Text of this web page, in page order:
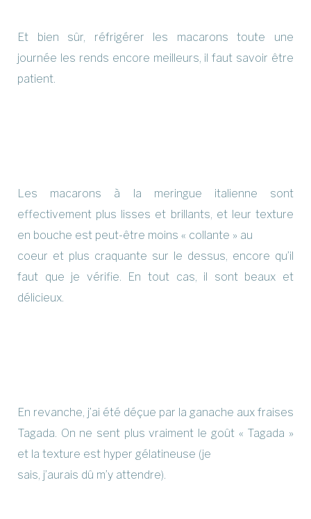
Et bien sûr, réfrigérer les macarons toute une
journée les rends encore meilleurs, il faut savoir être
patient.
Les macarons à la meringue italienne sont
effectivement plus lisses et brillants, et leur texture
en bouche est peut-être moins « collante » au
coeur et plus craquante sur le dessus, encore qu’il
faut que je vérifie. En tout cas, il sont beaux et
délicieux.
En revanche, j’ai été déçue par la ganache aux fraises
Tagada. On ne sent plus vraiment le goût « Tagada »
et la texture est hyper gélatineuse (je
sais, j’aurais dû m’y attendre).